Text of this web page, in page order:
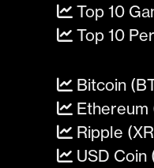
Top 10
Top 10
Bitcoin
Ethereum
Ripple
USD Coin